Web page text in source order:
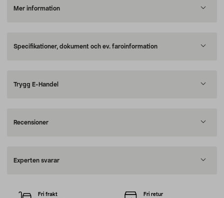
Mer information
Specifikationer, dokument och ev. faroinformation
Trygg E-Handel
Recensioner
Experten svarar
Fri frakt Fri retur